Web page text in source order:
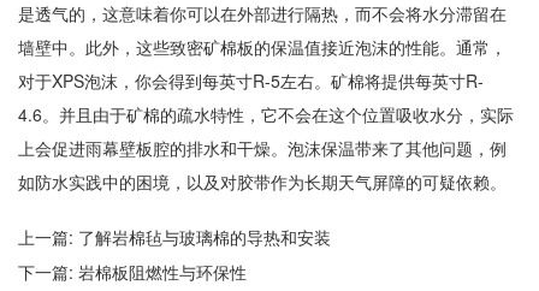
是透气的，这意味着你可以在外部进行隔热，而不会将水分滞留在
墙壁中。此外，这些致密矿棉板的保温值接近泡沫的性能。通常，
对于XPS泡沫，你会得到每英寸R-5左右。矿棉将提供每英寸R-
4.6。并且由于矿棉的疏水特性，它不会在这个位置吸收水分，实际
上会促进雨幕壁板腔的排水和干燥。泡沫保温带来了其他问题，例
如防水实践中的困境，以及对胶带作为长期天气屏障的可疑依赖。
上一篇: 了解岩棉毡与玻璃棉的导热和安装
下一篇: 岩棉板阻燃性与环保性